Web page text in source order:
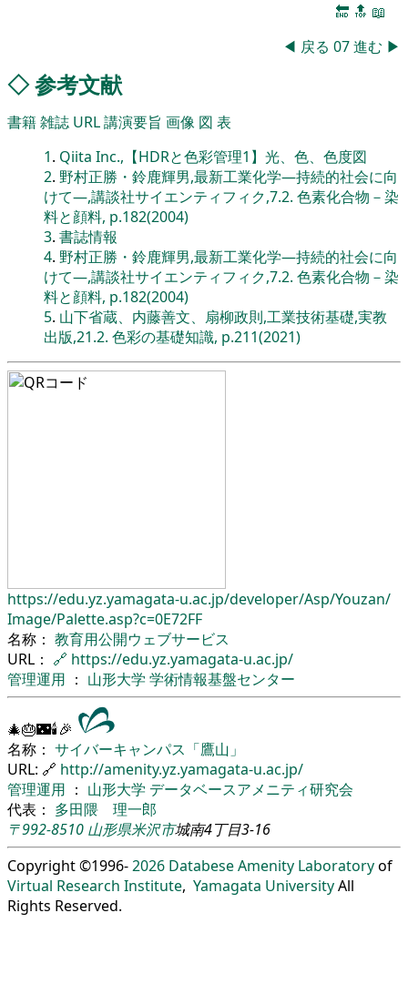
🔚 🔝 📖
◀ 戻る 07進む ▶
◇参考文献
書籍雑誌 URL講演要旨 画像 図 表
1. Qiita Inc.,【HDRと色彩管理1】光、色、色度図
2. 野村正勝・鈴鹿輝男,最新工業化学―持続的社会に向
けて―,講談社サイエンティフィク,7.2. 色素化合物－染
料と顔料, p.182(2004)
3. 書誌情報
4. 野村正勝・鈴鹿輝男,最新工業化学―持続的社会に向
けて―,講談社サイエンティフィク,7.2. 色素化合物－染
料と顔料, p.182(2004)
5. 山下省蔵、内藤善文、扇柳政則,工業技術基礎,実教
出版,21.2. 色彩の基礎知識, p.211(2021)
https://edu.yz.yamagata-u.ac.jp/developer/Asp/Youzan/
Image/Palette.asp?c=0E72FF
名称： 教育用公開ウェブサービス
URL： 🔗 https://edu.yz.yamagata-u.ac.jp/
管理運用 ： 山形大学 学術情報基盤センター
🎄🎂🌃🕯🎉
名称： サイバーキャンパス「鷹山」
URL: 🔗 http://amenity.yz.yamagata-u.ac.jp/
管理運用 ： 山形大学 データベースアメニティ研究会
代表： 多田隈 理一郎
〒992-8510 山形県米沢市城南4丁目3-16
Copyright ©1996-2026 Databese Amenity Laboratoryof
Virtual Research Institute, Yamagata UniversityAll
Rights Reserved.